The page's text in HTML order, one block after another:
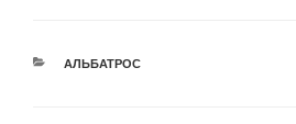
РУБРИКИ
АЛЬБАТРОС